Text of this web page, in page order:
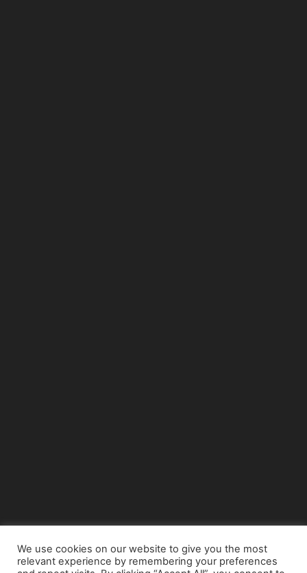
We use cookies on our website to give you the most
relevant experience by remembering your preferences